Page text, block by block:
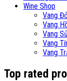
Wine Shop
Vang
Vang
Vang
Vang
Vang
Top rated